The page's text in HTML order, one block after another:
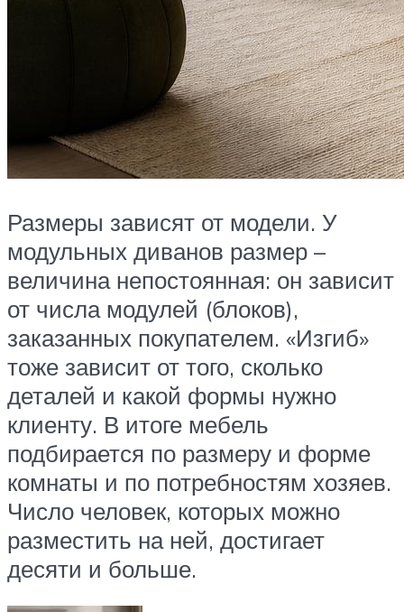
Размеры зависят от модели. У
модульных диванов размер –
величина непостоянная: он зависит
от числа модулей (блоков),
заказанных покупателем. «Изгиб»
тоже зависит от того, сколько
деталей и какой формы нужно
клиенту. В итоге мебель
подбирается по размеру и форме
комнаты и по потребностям хозяев.
Число человек, которых можно
разместить на ней, достигает
десяти и больше.